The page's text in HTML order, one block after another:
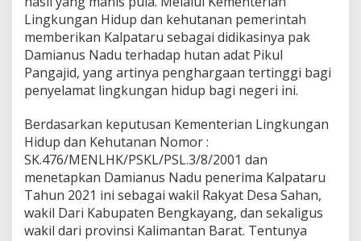
Lingkungan Hidup dan kehutanan pemerintah
memberikan Kalpataru sebagai didikasinya pak
Damianus Nadu terhadap hutan adat Pikul
Pangajid, yang artinya penghargaan tertinggi bagi
penyelamat lingkungan hidup bagi negeri ini.
Berdasarkan keputusan Kementerian Lingkungan
Hidup dan Kehutanan Nomor :
SK.476/MENLHK/PSKL/PSL.3/8/2001 dan
menetapkan Damianus Nadu penerima Kalpataru
Tahun 2021 ini sebagai wakil Rakyat Desa Sahan,
wakil Dari Kabupaten Bengkayang, dan sekaligus
wakil dari provinsi Kalimantan Barat. Tentunya